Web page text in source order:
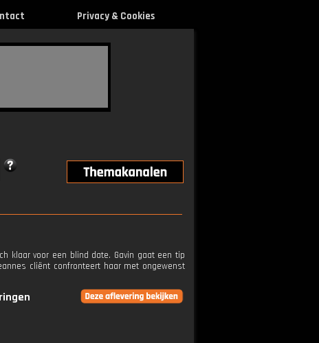
Privacy & Cookies
klaar voor een blind date. Gavin gaat een tip
cliënt confronteert haar met ongewenst